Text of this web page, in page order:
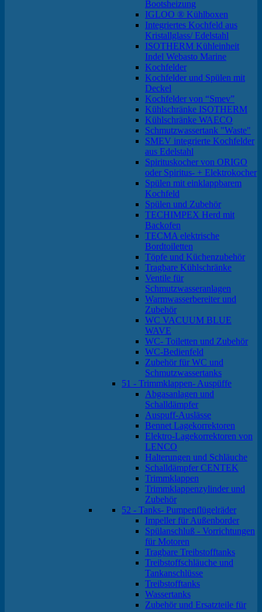
Bootsheizung
IGLOO ® Kühlboxen
Integriertes Kochfeld aus
Kristallglass/ Edelstahl
ISOTHERM Kühleinheit
Indel Webasto Marine
Kochfelder
Kochfelder und Spülen mit
Deckel
Kochfelder von “Smev”
Kühlschränke ISOTHERM
Kühlschränke WAECO
Schmutzwassertank "Waste"
SMEV integrierte Kochfelder
aus Edelstahl
Spirituskocher von ORIGO
oder Spiritus- + Elektrokocher
Spülen mit einklappbarem
Kochfeld
Spülen und Zubehör
TECHIMPEX Herd mit
Backofen
TECMA elektrische
Bordtoiletten
Töpfe und Küchenzubehör
Tragbare Kühlschränke
Ventile für
Schmutzwasseranlagen
Warmwasserbereiter und
Zubehör
WC VACUUM BLUE
WAVE
WC- Toiletten und Zubehör
WC-Bedienfeld
Zubehör für WC und
Schmutzwassertanks
51 - Trimmklappen- Auspüffe
Abgasanlagen und
Schalldämpfer
Auspuff-Auslässe
Bennet Lagekorrektoren
Elektro-Lagekorrektoren von
LENCO
Halterungen und Schläuche
Schalldämpfer CENTEK
Trimmklappen
Trimmklappenzylinder und
Zubehör
52 - Tanks- Pumpenflügelräder
Impeller für Außenborder
Spülanschluß - Vorrichtungen
für Motoren
Tragbare Treibstofftanks
Treibstoffschläuche und
Tankanschlüsse
Treibstofftanks
Wassertanks
Zubehör und Ersatzteile für